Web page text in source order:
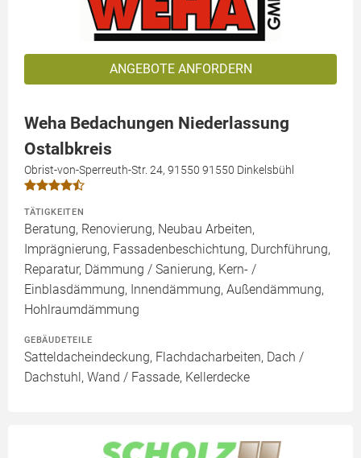
ANGEBOTE ANFORDERN
Weha Bedachungen Niederlassung
Ostalbkreis
Obrist-von-Sperreuth-Str. 24, 91550 91550 Dinkelsbühl
TÄTIGKEITEN
Beratung, Renovierung, Neubau Arbeiten,
Imprägnierung, Fassadenbeschichtung, Durchführung,
Reparatur, Dämmung / Sanierung, Kern- /
Einblasdämmung, Innendämmung, Außendämmung,
Hohlraumdämmung
GEBÄUDETEILE
Satteldacheindeckung, Flachdacharbeiten, Dach /
Dachstuhl, Wand / Fassade, Kellerdecke